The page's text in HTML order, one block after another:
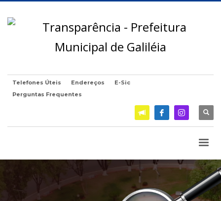
Telefones Úteis Endereços
E-Sic
Perguntas Frequentes